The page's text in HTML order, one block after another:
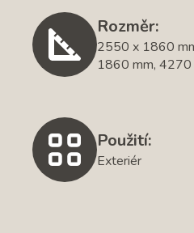
Rozměr:
2550 x 1860
1860 mm,
Použití:
Exteriér